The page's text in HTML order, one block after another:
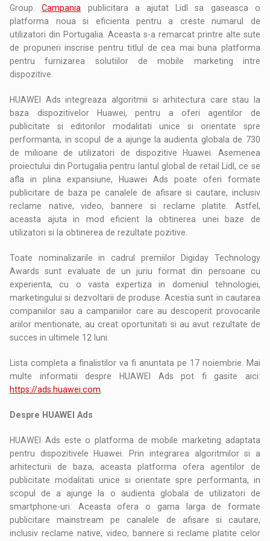
Group.Campania publicitara a ajutat Lidl sa gaseasca o
platforma noua si eficienta pentru a creste numarul de
utilizatori din Portugalia. Aceasta s-a remarcat printre alte sute
de propuneri inscrise pentru titlul de cea mai buna platforma
pentru furnizarea solutiilor de mobile marketing intre
dispozitive.
HUAWEI Ads integreaza algoritmii si arhitectura care stau la
baza dispozitivelor Huawei, pentru a oferi agentilor de
publicitate si editorilor modalitati unice si orientate spre
performanta, in scopul de a ajunge la audienta globala de 730
de milioane de utilizatori de dispozitive Huawei. Asemenea
proiectului din Portugalia pentru lantul global de retail Lidl, ce se
afla in plina expansiune, Huawei Ads poate oferi formate
publicitare de baza pe canalele de afisare si cautare, inclusiv
reclame native, video, bannere si reclame platite. Astfel,
aceasta ajuta in mod eficient la obtinerea unei baze de
utilizatori si la obtinerea de rezultate pozitive.
Toate nominalizarile in cadrul premiilor Digiday Technology
Awards sunt evaluate de un juriu format din persoane cu
experienta, cu o vasta expertiza in domeniul tehnologiei,
marketingului si dezvoltarii de produse. Acestia sunt in cautarea
companiilor sau a campaniilor care au descoperit provocarile
ariilor mentionate, au creat oportunitati si au avut rezultate de
succes in ultimele 12 luni.
Lista completa a finalistilor va fi anuntata pe 17 noiembrie. Mai
multe informatii despre HUAWEI Ads pot fi gasite aici:
https://ads.huawei.com
Despre HUAWEI Ads
HUAWEI Ads este o platforma de mobile marketing adaptata
pentru dispozitivele Huawei. Prin integrarea algoritmilor si a
arhitecturii de baza, aceasta platforma ofera agentilor de
publicitate modalitati unice si orientate spre performanta, in
scopul de a ajunge la o audienta globala de utilizatori de
smartphone-uri. Aceasta ofera o gama larga de formate
publicitare mainstream pe canalele de afisare si cautare,
inclusiv reclame native, video, bannere si reclame platite celor